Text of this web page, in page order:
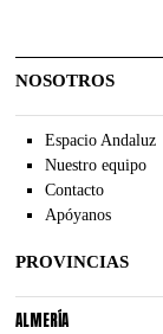
NOSOTROS
Espacio Andaluz
Nuestro equipo
Contacto
Apóyanos
PROVINCIAS
ALMERÍA